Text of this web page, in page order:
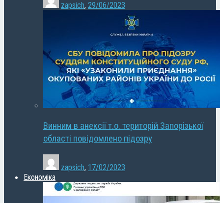
zapsich, 29/06/2023
Винним в анексії т.о. територій Запорізької
області повідомлено підозру
zapsich, 17/02/2023
Економіка